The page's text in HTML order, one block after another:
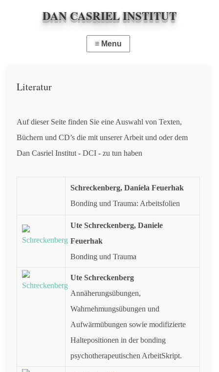
DAN CASRIEL INSTITUT
Literatur
Auf dieser Seite finden Sie eine Auswahl von Texten,
Büchern und CD’s die mit unserer Arbeit und oder dem
Dan Casriel Institut - DCI - zu tun haben
Schreckenberg,Daniela Feuerhak
Bonding und Trauma: Arbeitsfolien
Ute Schreckenberg,Daniele
Feuerhak
Bonding und Trauma
Ute Schreckenberg
Annäherungsübungen,
Wahrnehmungsübungen und
Aufwärmübungen sowie modifizierte
Haltepositionen in der bonding
psychotherapeutischen ArbeitSkript.